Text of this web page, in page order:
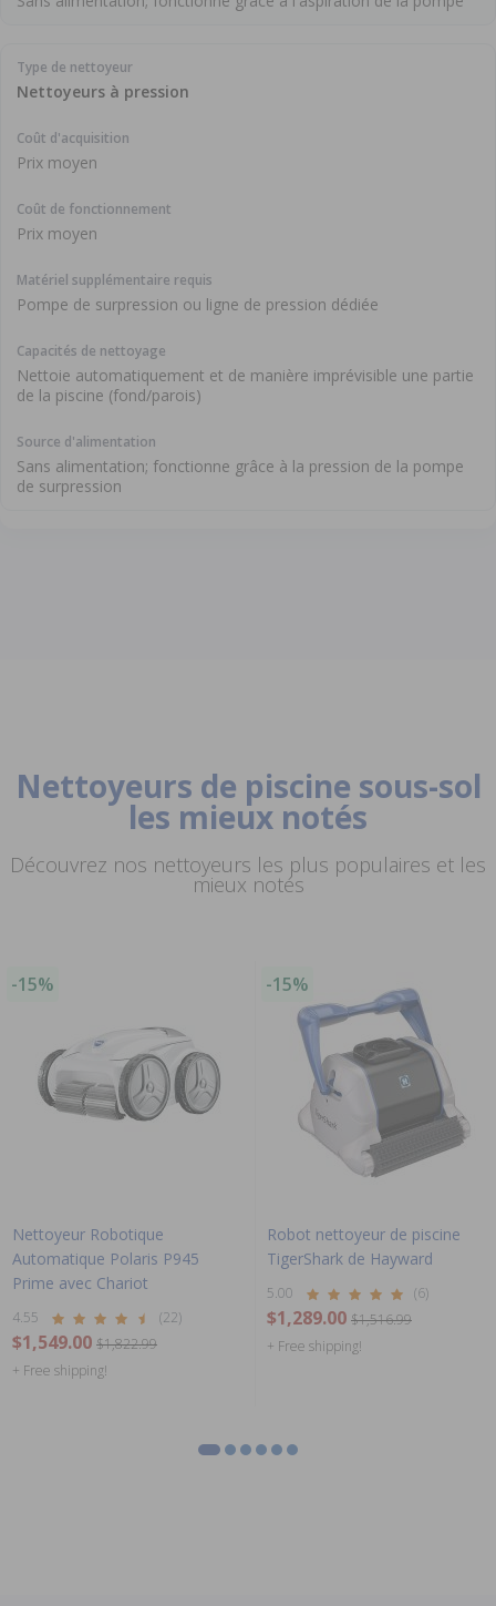
Nettoyeurs à pression
Prix moyen
Prix moyen
Pompe de surpression ou ligne de pression dédiée
Nettoie automatiquement et de manière imprévisible une partie
de la piscine (fond/parois)
Sans alimentation; fonctionne grâce à la pression de la pompe
de surpression
Nettoyeurs de piscine sous-sol
les mieux notés
Découvrez nos nettoyeurs les plus populaires et les
mieux notés
-15%
Nettoyeur Robotique
Automatique Polaris P945
Prime avec Chariot
4.55 (22)
$1,549.00 $1,822.99
+ Free shipping!
-15%
Robot nettoyeur de piscine
TigerShark de Hayward
5.00 (6)
$1,289.00 $1,516.99
+ Free shipping!